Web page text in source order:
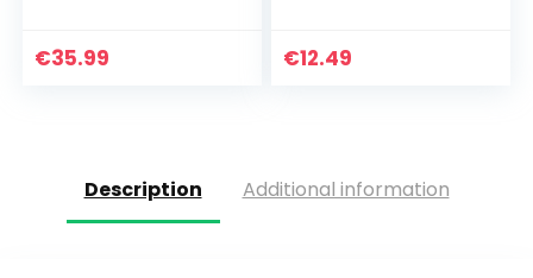
€35.99
fitness, loopbroek,
€12.49
Description Additional information